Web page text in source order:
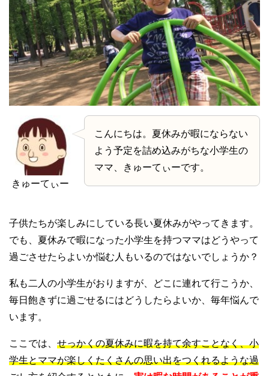
きゅーてぃー
こんにちは。夏休みが暇にならない
よう予定を詰め込みがちな小学生の
ママ、きゅーてぃーです。
子供たちが楽しみにしている長い夏休みがやってきます。
でも、夏休みで暇になった小学生を持つママはどうやって
過ごさせたらよいか悩む人もいるのではないでしょうか？
私も二人の小学生がおりますが、どこに連れて行こうか、
毎日飽きずに過ごせるにはどうしたらよいか、毎年悩んで
います。
ここでは、 せっかくの夏休みに暇を持て余すことなく、小
学生とママが楽しくたくさんの思い出をつくれるような過